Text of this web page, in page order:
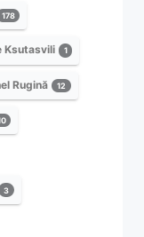
178
Ksutasvili 1
Rugină 12
3